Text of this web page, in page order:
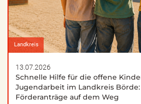
Landkreis
13.07.2026
Schnelle Hilfe für die offene
Jugendarbeit im Landkreis
Förderanträge auf dem Weg